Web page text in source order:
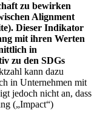
zu bewirken
Alignment
Dieser Indikator
mit ihren Werten
in
zu den SDGs
kann dazu
in Unternehmen mit
jedoch nicht an, dass
(„Impact“)